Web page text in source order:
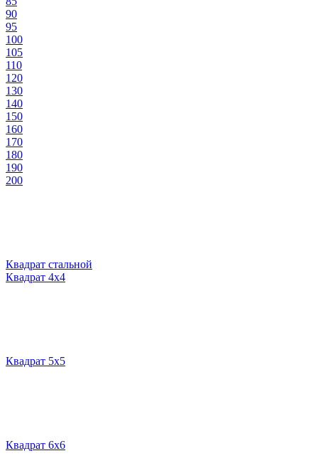
90
95
100
105
110
120
130
140
150
160
170
180
190
200
Квадрат стальной
Квадрат 4х4
Квадрат 5х5
Квадрат 6х6